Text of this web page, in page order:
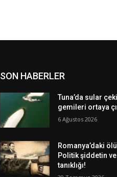
SON HABERLER
Tuna’da sular
gemileri ortaya
6 Ağustos 2026
Romanya’daki
Politik şiddetin ve
tanıklığı!